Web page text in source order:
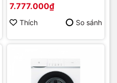
Thông Minh, Động Cơ
Inverter Tiết Kiệm Điện
7.777.000₫
Thích So sánh